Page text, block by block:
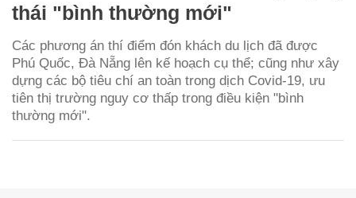
thái "bình thường mới"
Các phương án thí điểm đón khách du lịch đã được
Phú Quốc, Đà Nẵng lên kế hoạch cụ thể; cũng như xây
dựng các bộ tiêu chí an toàn trong dịch Covid-19, ưu
tiên thị trường nguy cơ thấp trong điều kiện "bình
thường mới".